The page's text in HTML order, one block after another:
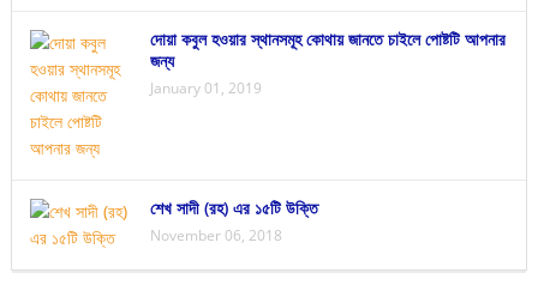
দোয়া কবুল হওয়ার স্থানসমূহ কোথায় জানতে চাইলে পোষ্টটি আপনার
জন্য
January 01, 2019
শেখ সাদী (রহ) এর ১৫টি উক্তি
November 06, 2018